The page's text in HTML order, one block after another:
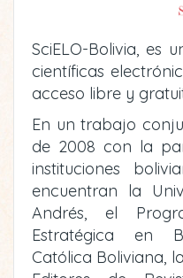
SciELO-Bolivia, es
científicas
acceso libre y
En un trabajo
de 2008 con la
instituciones
encuentran la
Andrés, el
Estratégica en
Católica Boliviana,